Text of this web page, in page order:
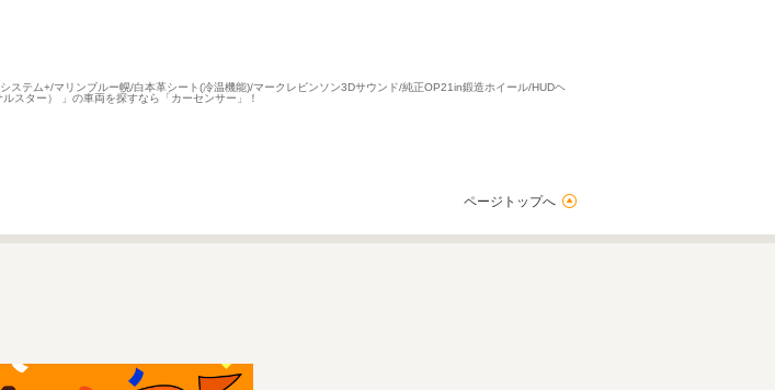
ム+/マリンブルー幌/白本革シート(冷温機能)/マークレビンソン3Dサウンド/純正OP21in鍛造ホイール/HUDヘ
スター） 」の車両を探すなら「カーセンサー」！
ページトップへ